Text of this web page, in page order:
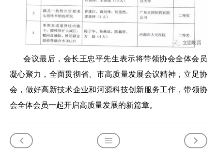
会议最后，会长王忠平先生表示将带领协会全体会员
凝心聚力，全面贯彻省、市高质量发展会议精神，立足协
会，做好高新技术企业和河源科技创新服务工作，带领协
会全体会员一起开启高质量发展的新篇章。